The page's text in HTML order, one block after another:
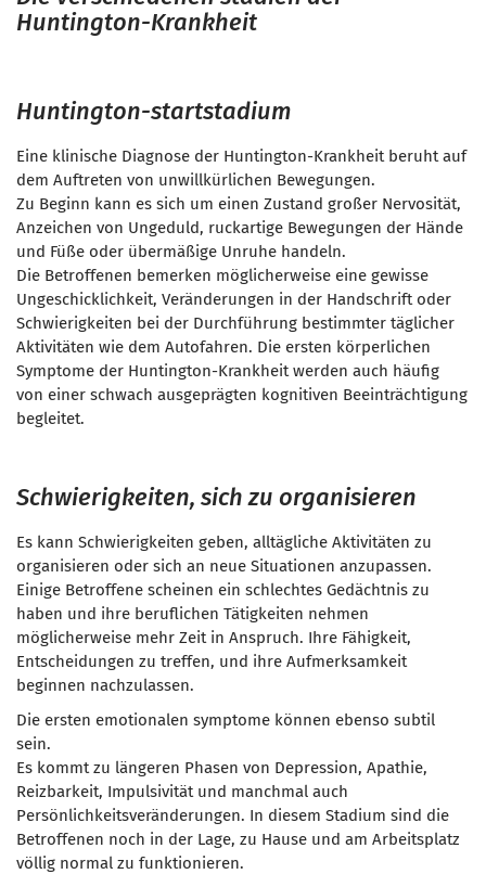
Huntington-Krankheit
Huntington-startstadium
Eine klinische Diagnose der Huntington-Krankheit beruht auf
dem Auftreten von unwillkürlichen Bewegungen.
Zu Beginn kann es sich um einen Zustand großer Nervosität,
Anzeichen von Ungeduld, ruckartige Bewegungen der Hände
und Füße oder übermäßige Unruhe handeln.
Die Betroffenen bemerken möglicherweise eine gewisse
Ungeschicklichkeit, Veränderungen in der Handschrift oder
Schwierigkeiten bei der Durchführung bestimmter täglicher
Aktivitäten wie dem Autofahren. Die ersten körperlichen
Symptome der Huntington-Krankheit werden auch häufig
von einer schwach ausgeprägten kognitiven Beeinträchtigung
begleitet.
Schwierigkeiten, sich zu organisieren
Es kann Schwierigkeiten geben, alltägliche Aktivitäten zu
organisieren oder sich an neue Situationen anzupassen.
Einige Betroffene scheinen ein schlechtes Gedächtnis zu
haben und ihre beruflichen Tätigkeiten nehmen
möglicherweise mehr Zeit in Anspruch. Ihre Fähigkeit,
Entscheidungen zu treffen, und ihre Aufmerksamkeit
beginnen nachzulassen.
Die ersten emotionalen symptome können ebenso subtil
sein.
Es kommt zu längeren Phasen von Depression, Apathie,
Reizbarkeit, Impulsivität und manchmal auch
Persönlichkeitsveränderungen. In diesem Stadium sind die
Betroffenen noch in der Lage, zu Hause und am Arbeitsplatz
völlig normal zu funktionieren.